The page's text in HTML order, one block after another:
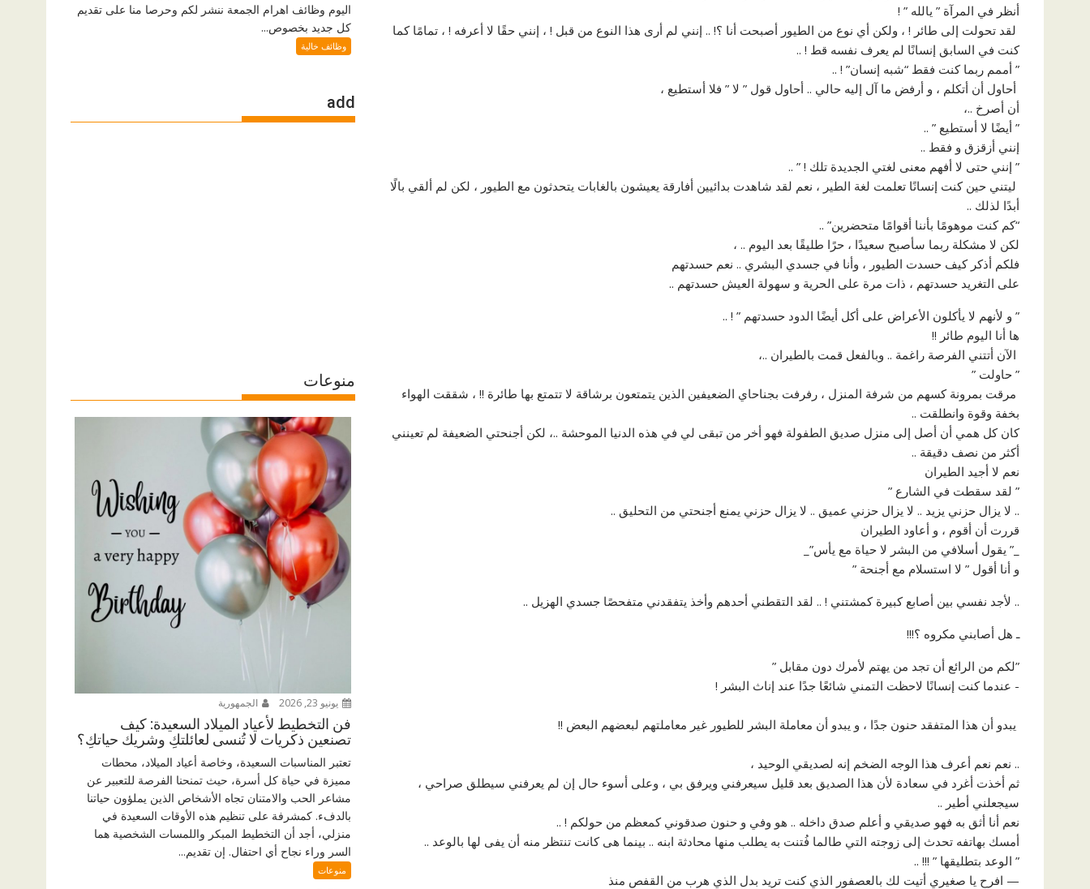
‏أنظر في المرآة ” يالله ” !
‏ لقد تحولت إلى طائر ! ، ولكن أي نوع من الطيور أصبحت أنا ؟! .. إنني لم أرى هذا النوع من قبل ! ، إنني حقًا لا أعرفه ! ، تمامًا كما
كنت في السابق إنسانًا لم يعرف نفسه قط ! ..
” أممم ‏ربما كنت فقط “شبه إنسان” ! ..
‏ أحاول أن أتكلم ، و أرفض ما آل إليه حالي .. أحاول قول ” لا ” فلا أستطيع ،
أن أصرخ ..،
‏” أيضًا لا أستطيع ” ..
‏إنني أزقزق و فقط ..
‏” إنني حتى لا أفهم معنى لغتي الجديدة تلك ! ” ..
‏ ليتني حين كنت إنسانًا تعلمت لغة الطير ، نعم لقد شاهدت بدائيين أفارقة يعيشون بالغابات يتحدثون مع الطيور ، لكن لم ألقي بالًا
أبدًا لذلك ..
“كم كنت موهومًا بأننا أقوامًا متحضرين” ..
لكن لا مشكلة ربما سأصبح سعيدًا ، حرًا طليقًا بعد اليوم .. ،
‏فلكم أذكر كيف حسدت الطيور ، وأنا في جسدي البشري .. نعم حسدتهم
على التغريد حسدتهم ، ذات مرة على الحرية و سهولة العيش حسدتهم ..
” و لأنهم لا يأكلون الأعراض ‏على أكل أيضًا الدود حسدتهم ” ! ..
‏ها أنا اليوم طائر !!
‏ الآن أتتني الفرصة راغمة .. وبالفعل قمت بالطيران ..،
” ‏حاولت ”
‏ مرقت بمرونة كسهم من شرفة المنزل ، رفرفت بجناحاي الضعيفين الذين يتمتعون برشاقة لا تتمتع بها طائرة !! ، شققت الهواء
بخفة وقوة وانطلقت ..
كان كل همي أن أصل إلى منزل صديق الطفولة فهو أخر من تبقى لي في هذه الدنيا الموحشة ..، لكن أجنحتي الضعيفة لم تعينني
أكثر من نصف دقيقة ..
‏نعم لا أجيد الطيران
‏” لقد سقطت في الشارع ”
.. لا يزال حزني يزيد .. لا يزال حزني عميق .. لا يزال حزني يمنع أجنحتي من التحليق ..
قررت أن أقوم ، و أعاود الطيران
_” يقول أسلافي من البشر لا حياة مع يأس”_
و أنا أقول ” لا استسلام مع أجنحة ”
.. لأجد نفسي بين أصابع كبيرة كمشتني ! .. لقد التقطني أحدهم وأخذ يتفقدني متفحصًا جسدي الهزيل ..
ـ هل أصابني مكروه ؟!!!
‏”لكم من الرائع أن تجد من يهتم لأمرك دون مقابل ”
‏- عندما كنت إنسانًا لاحظت التمني شائعًا جدًا عند إناث البشر !
‏ يبدو أن هذا المتفقد حنون جدًا ، و يبدو أن معاملة البشر للطيور غير معاملتهم لبعضهم البعض !!
‏.. نعم نعم أعرف هذا الوجه الضخم إنه لصديقي الوحيد ،
ثم ‏أخذت أغرد في سعادة لأن هذا الصديق بعد قليل سيعرفني ويرفق بي ، وعلى أسوء حال إن لم يعرفني سيطلق صراحي ،
سيجعلني أطير ..
نعم أنا أثق به فهو صديقي و أعلم صدق داخله .. هو وفي و حنون صدقوني كمعظم من حولكم ! ..
‏أمسك بهاتفه تحدث إلى زوجته التي طالما فُتنت به يطلب منها محادثة ابنه .. بينما هى كانت تنتظر منه أن يفى لها بالوعد ..
” ‏الوعد بتطليقها ” !!! ..
— افرح يا صغيري أتيت لك بالعصفور الذي كنت تريد بدل الذي هرب من القفص منذ
اليوم وظائف اهرام الجمعة ننشر لكم وحرصا منا على تقديم
كل جديد بخصوص...
وظائف خالية
add
منوعات
يونيو 23, 2026 الجمهورية
فن التخطيط لأعياد الميلاد السعيدة: كيف
تصنعين ذكريات لا تُنسى لعائلتكِ وشريك حياتكِ؟
تعتبر المناسبات السعيدة، وخاصة أعياد الميلاد، محطات
مميزة في حياة كل أسرة، حيث تمنحنا الفرصة للتعبير عن
مشاعر الحب والامتنان تجاه الأشخاص الذين يملؤون حياتنا
بالدفء. كمشرفة على تنظيم هذه الأوقات السعيدة في
منزلي، أجد أن التخطيط المبكر واللمسات الشخصية هما
السر وراء نجاح أي احتفال. إن تقديم...
منوعات